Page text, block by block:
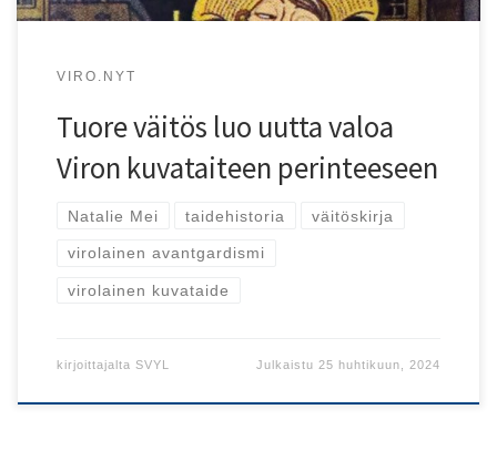
VIRO.NYT
Tuore väitös luo uutta valoa
Viron kuvataiteen perinteeseen
Natalie Mei taidehistoria väitöskirja
virolainen avantgardismi
virolainen kuvataide
kirjoittajalta SVYL Julkaistu 25 huhtikuun, 2024